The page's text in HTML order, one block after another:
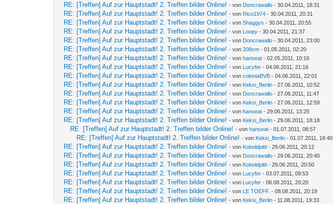
RE: [Treffen] Auf zur Hauptstadt! 2. Treffen bilder Online! - von Doncrawallo - 30.04.2011, 18:31
RE: [Treffen] Auf zur Hauptstadt! 2. Treffen bilder Online! - von Rico1974 - 30.04.2011, 20:31
RE: [Treffen] Auf zur Hauptstadt! 2. Treffen bilder Online! - vonShaggys - 30.04.2011, 20:55
RE: [Treffen] Auf zur Hauptstadt! 2. Treffen bilder Online! - von Loopy - 30.04.2011, 21:37
RE: [Treffen] Auf zur Hauptstadt! 2. Treffen bilder Online! - von Doncrawallo - 30.04.2011, 23:00
RE: [Treffen] Auf zur Hauptstadt! 2. Treffen bilder Online! - von208cm - 01.05.2011, 02:20
RE: [Treffen] Auf zur Hauptstadt! 2. Treffen bilder Online! - vonhanseat - 02.05.2011, 10:16
RE: [Treffen] Auf zur Hauptstadt! 2. Treffen bilder Online! - von Lucyfer - 04.06.2011, 21:16
RE: [Treffen] Auf zur Hauptstadt! 2. Treffen bilder Online! - voncoloniaBVB - 04.06.2011, 22:01
RE: [Treffen] Auf zur Hauptstadt! 2. Treffen bilder Online! - von Keksi_Berlin - 27.06.2011, 10:52
RE: [Treffen] Auf zur Hauptstadt! 2. Treffen bilder Online! - von Doncrawallo - 27.06.2011, 11:47
RE: [Treffen] Auf zur Hauptstadt! 2. Treffen bilder Online! - von Keksi_Berlin - 27.06.2011, 12:59
RE: [Treffen] Auf zur Hauptstadt! 2. Treffen bilder Online! - vonhanseat - 29.06.2011, 13:25
RE: [Treffen] Auf zur Hauptstadt! 2. Treffen bilder Online! - von Keksi_Berlin - 29.06.2011, 18:18
RE: [Treffen] Auf zur Hauptstadt! 2. Treffen bilder Online! - vonhanseat - 01.07.2011, 08:57
RE: [Treffen] Auf zur Hauptstadt! 2. Treffen bilder Online! - von Keksi_Berlin - 01.07.2011, 18:40
RE: [Treffen] Auf zur Hauptstadt! 2. Treffen bilder Online! - von Koboldpitti - 29.06.2011, 20:12
RE: [Treffen] Auf zur Hauptstadt! 2. Treffen bilder Online! - von Doncrawallo - 29.06.2011, 20:40
RE: [Treffen] Auf zur Hauptstadt! 2. Treffen bilder Online! - von Koboldpitti - 29.06.2011, 20:50
RE: [Treffen] Auf zur Hauptstadt! 2. Treffen bilder Online! - von Lucyfer - 03.07.2011, 09:53
RE: [Treffen] Auf zur Hauptstadt! 2. Treffen bilder Online! - von Lucyfer - 06.08.2011, 20:20
RE: [Treffen] Auf zur Hauptstadt! 2. Treffen bilder Online! - von LE TOEFF. - 08.08.2011, 20:19
RE: [Treffen] Auf zur Hauptstadt! 2. Treffen bilder Online! - von Keksi_Berlin - 11.08.2011, 19:33